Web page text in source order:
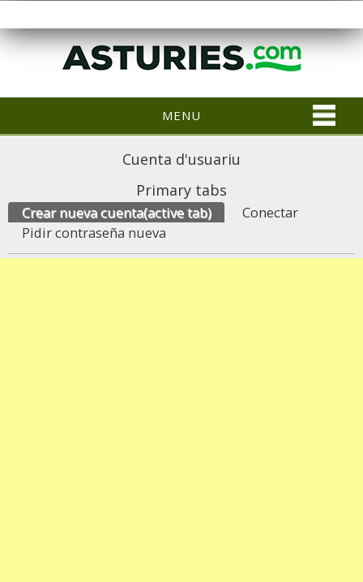
MENU
Cuenta d'usuariu
Primary tabs
Crear nueva cuenta(active tab)
Conectar
Pidir contraseña nueva